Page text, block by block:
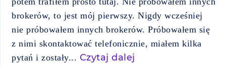
brokerów, to jest mój pierwszy. Nigdy wcześniej
nie próbowałem innych brokerów. Próbowałem się
z nimi skontaktować telefonicznie, miałem kilka
pytań i zostały... Czytaj dalej